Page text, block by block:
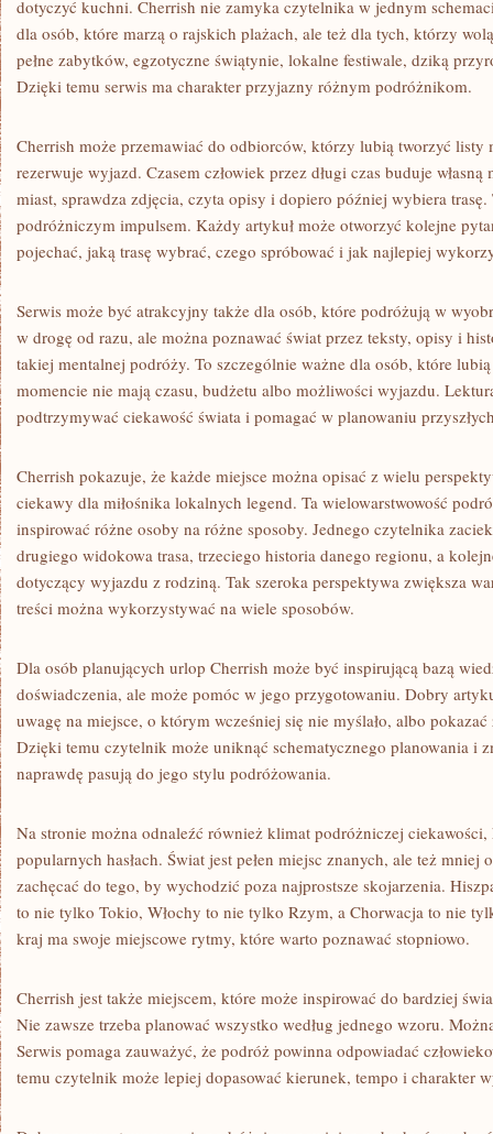
dotyczyć kuchni. Cherrish nie zamyka czytelnika w jednym
dla osób, które marzą o rajskich plażach, ale też dla tych, którzy
pełne zabytków, egzotyczne świątynie, lokalne festiwale, dziką
Dzięki temu serwis ma charakter przyjazny różnym podróżnikom.
Cherrish może przemawiać do odbiorców, którzy lubią tworzyć listy
rezerwuje wyjazd. Czasem człowiek przez długi czas buduje
miast, sprawdza zdjęcia, czyta opisy i dopiero później wybiera
podróżniczym impulsem. Każdy artykuł może otworzyć kolejne
pojechać, jaką trasę wybrać, czego spróbować i jak najlepiej
Serwis może być atrakcyjny także dla osób, które podróżują w
w drogę od razu, ale można poznawać świat przez teksty, opisy i
takiej mentalnej podróży. To szczególnie ważne dla osób, które
momencie nie mają czasu, budżetu albo możliwości wyjazdu.
podtrzymywać ciekawość świata i pomagać w planowaniu
Cherrish pokazuje, że każde miejsce można opisać z wielu
ciekawy dla miłośnika lokalnych legend. Ta wielowarstwowość
inspirować różne osoby na różne sposoby. Jednego czytelnika
drugiego widokowa trasa, trzeciego historia danego regionu, a
dotyczący wyjazdu z rodziną. Tak szeroka perspektywa zwiększa
treści można wykorzystywać na wiele sposobów.
Dla osób planujących urlop Cherrish może być inspirującą bazą
doświadczenia, ale może pomóc w jego przygotowaniu. Dobry
uwagę na miejsce, o którym wcześniej się nie myślało, albo
Dzięki temu czytelnik może uniknąć schematycznego planowania i
naprawdę pasują do jego stylu podróżowania.
Na stronie można odnaleźć również klimat podróżniczej
popularnych hasłach. Świat jest pełen miejsc znanych, ale też mniej
zachęcać do tego, by wychodzić poza najprostsze skojarzenia.
to nie tylko Tokio, Włochy to nie tylko Rzym, a Chorwacja to nie
kraj ma swoje miejscowe rytmy, które warto poznawać stopniowo.
Cherrish jest także miejscem, które może inspirować do bardziej
Nie zawsze trzeba planować wszystko według jednego wzoru.
Serwis pomaga zauważyć, że podróż powinna odpowiadać
temu czytelnik może lepiej dopasować kierunek, tempo i charakter